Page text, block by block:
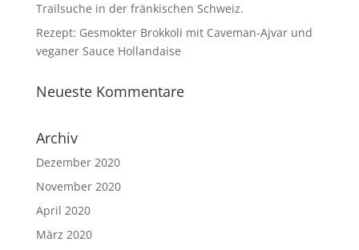
Trailsuche in der fränkischen Schweiz.
Rezept: Gesmokter Brokkoli mit Caveman-Ajvar und
veganer Sauce Hollandaise
Neueste Kommentare
Archiv
Dezember 2020
November 2020
April 2020
März 2020